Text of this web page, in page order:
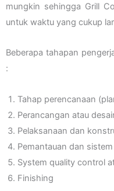
mungkin sehingga Grill
untuk waktu yang cukup
Beberapa tahapan
:
Tahap perencanaan
Perancangan atau
Pelaksanaan dan
Pemantauan dan
System quality control
Finishing